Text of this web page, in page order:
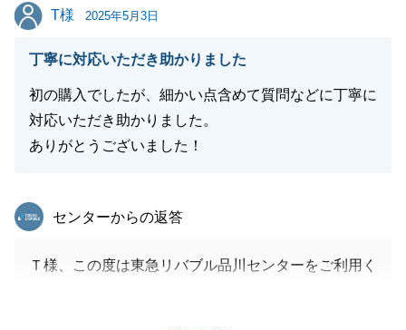
T様
T様 2025年5月3日
丁寧に対応いただき助かりました
初の購入でしたが、細かい点含めて質問などに丁寧に
対応いただき助かりました。
ありがとうございました！
東急リバブル
センターからの返答
Ｔ様、この度は東急リバブル品川センターをご利用く